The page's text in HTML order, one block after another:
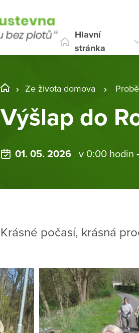
Hlavní
stránka
Ze života domova
Výšlap do
01. 05. 2026 v 0:00 hodin
Krásné počasí, krásná